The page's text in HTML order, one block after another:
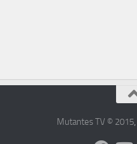
Mutantes TV © 2015,